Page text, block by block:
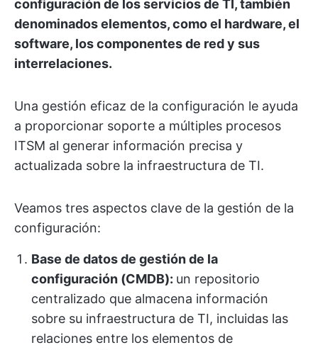
configuración de los servicios de TI, también
denominados elementos, como el hardware, el
software, los componentes de red y sus
interrelaciones.
Una gestión eficaz de la configuración le ayuda
a proporcionar soporte a múltiples procesos
ITSM al generar información precisa y
actualizada sobre la infraestructura de TI.
Veamos tres aspectos clave de la gestión de la
configuración:
Base de datos de gestión de la
configuración (CMDB): un repositorio
centralizado que almacena información
sobre su infraestructura de TI, incluidas las
relaciones entre los elementos de